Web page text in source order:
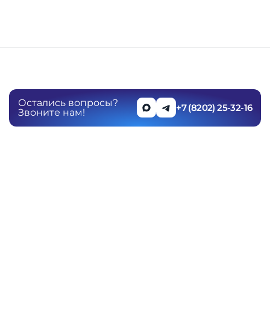
Остались вопросы?
Звоните нам!
+7 (8202) 25-32-16